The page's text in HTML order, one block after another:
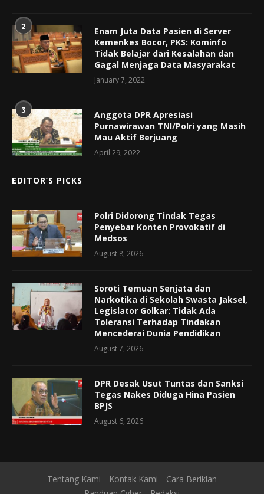
2
Enam Juta Data Pasien di Server
Kemenkes Bocor, PKS: Kominfo
Tidak Belajar dari Kesalahan dan
Gagal Menjaga Data Masyarakat
January 7, 2022
3
Anggota DPR Apresiasi
Purnawirawan TNI/Polri yang Masih
Mau Aktif Berjuang
April 29, 2022
EDITOR’S PICKS
Polri Didorong Tindak Tegas
Penyebar Konten Provokatif di
Medsos
August 8, 2026
Soroti Temuan Senjata dan
Narkotika di Sekolah Swasta Jaksel,
Legislator Golkar: Tidak Ada
Toleransi Terhadap Tindakan
Mencederai Dunia Pendidikan
August 7, 2026
DPR Desak Usut Tuntas dan Sanksi
Tegas Nakes Diduga Hina Pasien
BPJS
August 6, 2026
Tentang Kami Kontak Kami
Cara Beriklan